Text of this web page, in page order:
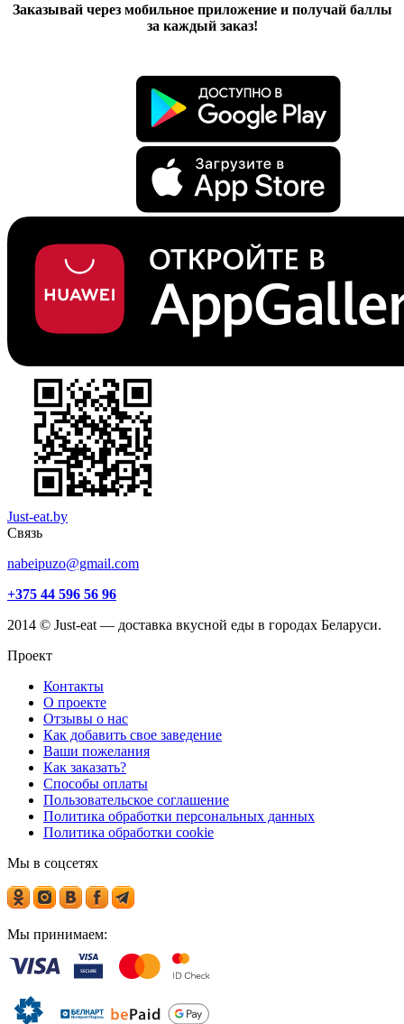
Заказывай через мобильное приложение и получай баллы
за каждый заказ!
Just-eat.by
Связь
nabeipuzo@gmail.com
+375 44 596 56 96
2014 © Just-eat — доставка вкусной еды в городах Беларуси.
Проект
Контакты
О проекте
Отзывы о нас
Как добавить свое заведение
Ваши пожелания
Как заказать?
Способы оплаты
Пользовательское соглашение
Политика обработки персональных данных
Политика обработки cookie
Мы в соцсетях
Мы принимаем: